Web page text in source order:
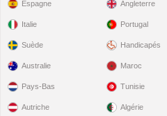
Espagne
Italie
Suède
Angleterre
Portugal
Handicapés
Australie
Pays-Bas
Autriche
Maroc
Tunisie
Algérie